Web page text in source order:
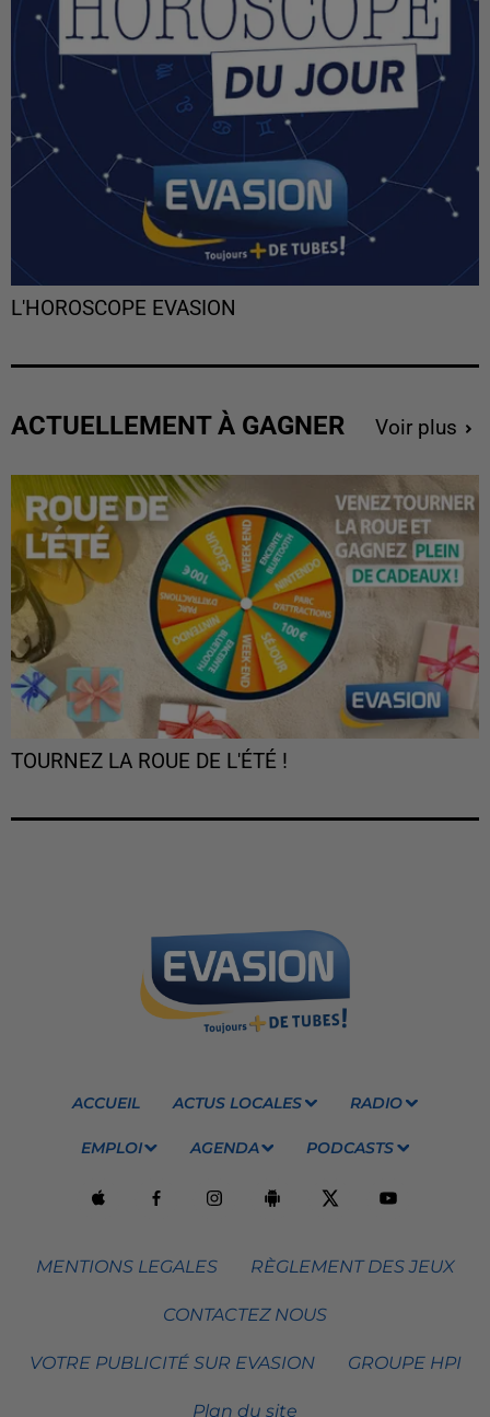
L'HOROSCOPE EVASION
ACTUELLEMENT À GAGNER Voir plus
TOURNEZ LA ROUE DE L'ÉTÉ !
ACCUEIL ACTUS LOCALES RADIO
EMPLOI AGENDA PODCASTS
MENTIONS LEGALES RÈGLEMENT DES JEUX
CONTACTEZ NOUS
VOTRE PUBLICITÉ SUR EVASION GROUPE HPI
Plan du site